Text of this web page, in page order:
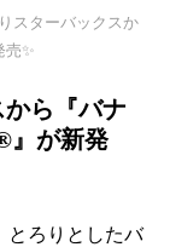
スターバックスか
✨
から『バナ
』が新発
とろりとしたバ